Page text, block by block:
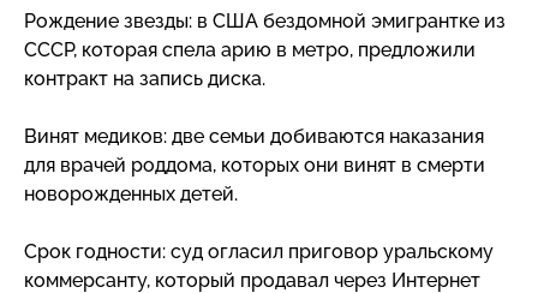
Рождение звезды: в США бездомной эмигрантке из
СССР, которая спела арию в метро, предложили
контракт на запись диска.
Винят медиков: две семьи добиваются наказания
для врачей роддома, которых они винят в смерти
новорожденных детей.
Срок годности: суд огласил приговор уральскому
коммерсанту, который продавал через Интернет